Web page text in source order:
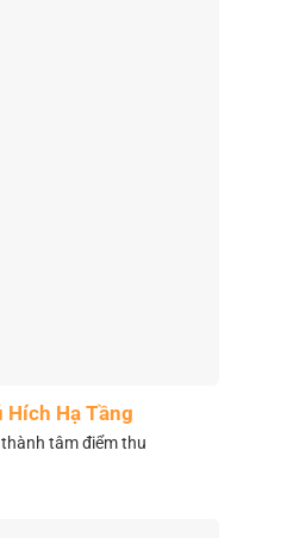
Hích Hạ Tầng
tâm điểm thu